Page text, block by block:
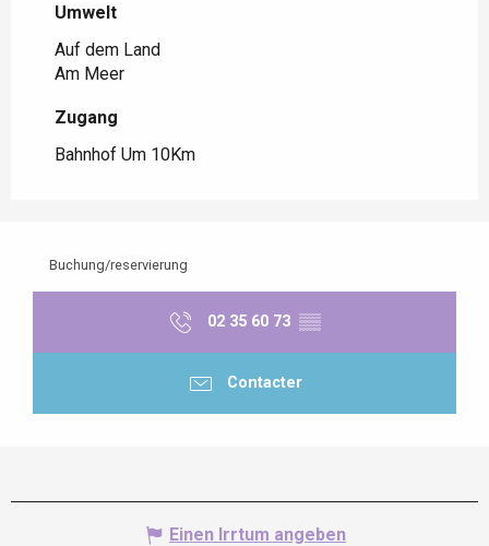
Umwelt
Umwelt
Auf dem Land
Am Meer
Zugang
Zugang
Bahnhof Um 10Km
Buchung/reservierung
02 35 60 73 ▒▒
Contacter
Einen Irrtum angeben